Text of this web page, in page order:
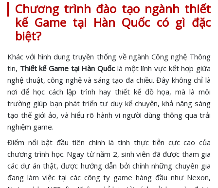
Chương trình đào tạo ngành thiết
kế Game tại Hàn Quốc có gì đặc
biệt?
Khác với hình dung truyền thống về ngành Công nghệ Thông
tin, Thiết kế Game tại Hàn Quốc là một lĩnh vực kết hợp giữa
nghệ thuật, công nghệ và sáng tạo đa chiều. Đây không chỉ là
nơi để học cách lập trình hay thiết kế đồ họa, mà là môi
trường giúp bạn phát triển tư duy kể chuyện, khả năng sáng
tạo thế giới ảo, và hiểu rõ hành vi người dùng thông qua trải
nghiệm game.
Điểm nổi bật đầu tiên chính là tính thực tiễn cực cao của
chương trình học. Ngay từ năm 2, sinh viên đã được tham gia
các dự án thật, được hướng dẫn bởi chính những chuyên gia
đang làm việc tại các công ty game hàng đầu như Nexon,